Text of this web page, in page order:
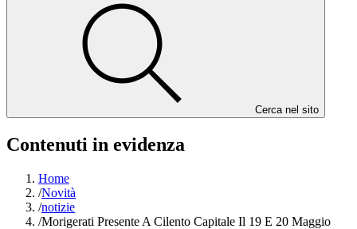
Cerca nel sito
Contenuti in evidenza
Home
/Novità
/notizie
/Morigerati Presente A Cilento Capitale Il 19 E 20 Maggio